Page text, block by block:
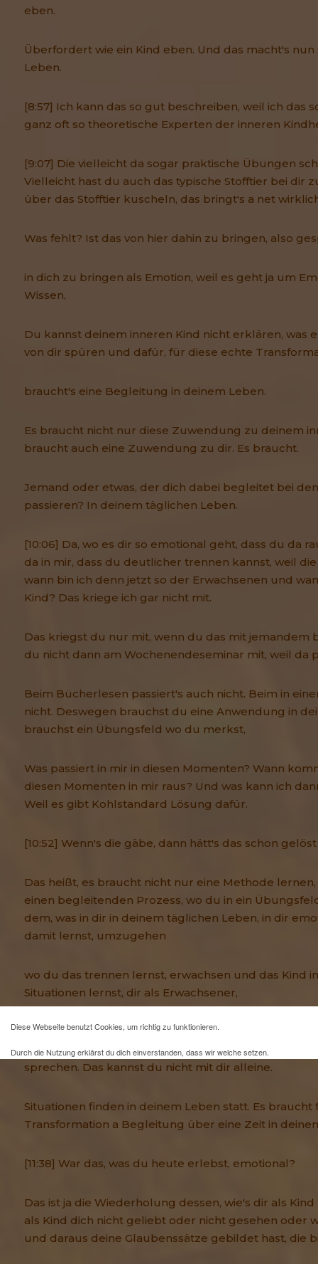
eben.
Überfordert wie ein Kind eben. Und das macht's
Leben.
[8:57] Ich kann das so gut beschreiben, weil ich das
ganz oft so theoretische Experten der inneren
[9:07] Die vielleicht da sogar praktische Übungen
Vielleicht hast du auch das typische Stofftier bei dir
über das Stofftier kuscheln, das bringt's a net
Was fehlt? Ist das von hier dahin zu bringen, also
in dich zu bringen als Emotion, weil es geht ja um
Wissen,
Du kannst deinem inneren Kind nicht erklären, was
von dir spüren und dafür, für diese echte
braucht's eine Begleitung in deinem Leben.
Es braucht nicht nur diese Zuwendung zu deinem
braucht auch eine Zuwendung zu dir. Es braucht.
Jemand oder etwas, der dich dabei begleitet bei
passieren? In deinem täglichen Leben.
[10:06] Da, wo es dir so emotional geht, dass du da
da in mir, dass du deutlicher trennen kannst, weil
wann bin ich denn jetzt so der Erwachsenen und
Kind? Das kriege ich gar nicht mit.
Das kriegst du nur mit, wenn du das mit jemandem
du nicht dann am Wochenendeseminar mit, weil da
Beim Bücherlesen passiert's auch nicht. Beim in
nicht. Deswegen brauchst du eine Anwendung in
brauchst ein Übungsfeld wo du merkst,
Was passiert in mir in diesen Momenten? Wann
diesen Momenten in mir raus? Und was kann ich
Weil es gibt Kohlstandard Lösung dafür.
[10:52] Wenn's die gäbe, dann hätt's das schon
Das heißt, es braucht nicht nur eine Methode
einen begleitenden Prozess, wo du in ein
dem, was in dir in deinem täglichen Leben, in dir
damit lernst, umzugehen
wo du das trennen lernst, erwachsen und das Kind
Situationen lernst, dir als Erwachsener,
Erwachsene Frau oder als erwachsener Mann dann
helfen und dann diesem Kind in dir. Und da musst
sprechen. Das kannst du nicht mit dir alleine.
Situationen finden in deinem Leben statt. Es braucht
Transformation a Begleitung über eine Zeit in
[11:38] War das, was du heute erlebst, emotional?
Das ist ja die Wiederholung dessen, wie's dir als
als Kind dich nicht geliebt oder nicht gesehen oder
und daraus deine Glaubenssätze gebildet hast, die
Diese Webseite benutzt Cookies, um richtig zu funktionieren.
Durch die Nutzung erklärst du dich einverstanden, dass wir welche setzen.
Mehr Infos und eine Opt-out-Möglichkeit findest du